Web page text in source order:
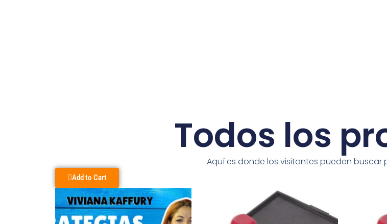
Todos los
Aquí es donde los visitantes pueden buscar
Add to Cart